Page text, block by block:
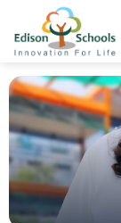
nội